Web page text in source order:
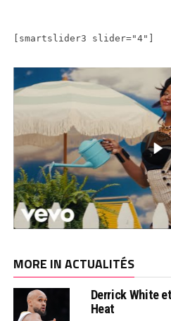
[smartslider3 slider="4"]
MORE IN ACTUALITÉS
Derrick White
Heat